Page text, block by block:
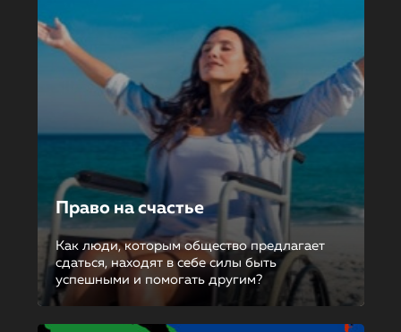
Право на счастье
Как люди, которым общество предлагает
сдаться, находят в себе силы быть
успешными и помогать другим?